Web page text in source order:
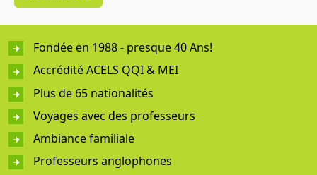
Fondée en 1988 - presque 40 Ans!
Accrédité ACELS QQI & MEI
Plus de 65 nationalités
Voyages avec des professeurs
Ambiance familiale
Professeurs anglophones